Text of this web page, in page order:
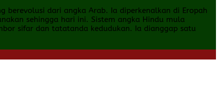
dari angka Arab. Ia diperkenalkan di Eropah
sehingga hari ini. Sistem angka Hindu mula
sifar dan tatatanda kedudukan. Ia dianggap satu